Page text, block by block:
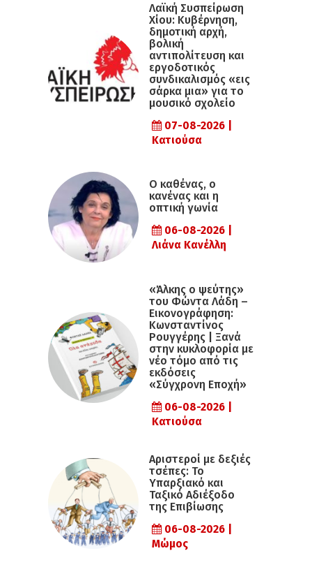
Λαϊκή Συσπείρωση
Χίου: Κυβέρνηση,
δημοτική αρχή,
βολική
αντιπολίτευση και
εργοδοτικός
συνδικαλισμός «εις
σάρκα μια» για το
μουσικό σχολείο
07-08-2026 |
Κατιούσα
Ο καθένας, ο
κανένας και η
οπτική γωνία
06-08-2026 |
Λιάνα Κανέλλη
«Άλκης ο ψεύτης»
του Φώντα Λάδη –
Εικονογράφηση:
Κωνσταντίνος
Ρουγγέρης | Ξανά
στην κυκλοφορία με
νέο τόμο από τις
εκδόσεις
«Σύγχρονη Εποχή»
06-08-2026 |
Κατιούσα
Αριστεροί με δεξιές
τσέπες: Το
Υπαρξιακό και
Ταξικό Αδιέξοδο
της Επιβίωσης
06-08-2026 |
Μώμος